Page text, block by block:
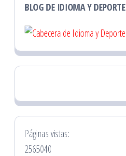
BLOG DE IDIOMA Y DEPORTE
Páginas vistas:
2565040